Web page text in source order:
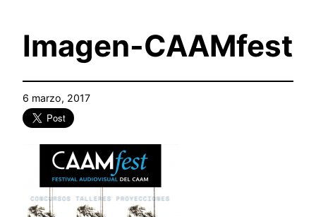
Imagen-CAAMfest
6 marzo, 2017